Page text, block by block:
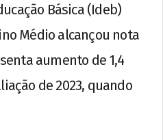
Básica (Ideb)
Médio alcançou nota
aumento de 1,4
de 2023, quando